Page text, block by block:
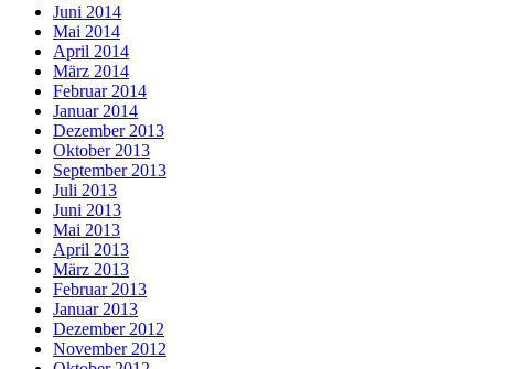
Juni 2014
Mai 2014
April 2014
März 2014
Februar 2014
Januar 2014
Dezember 2013
Oktober 2013
September 2013
Juli 2013
Juni 2013
Mai 2013
April 2013
März 2013
Februar 2013
Januar 2013
Dezember 2012
November 2012